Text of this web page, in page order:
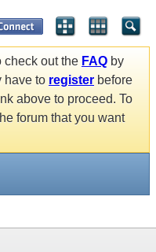
check out the FAQ by
have to register before
above to proceed. To
forum that you want